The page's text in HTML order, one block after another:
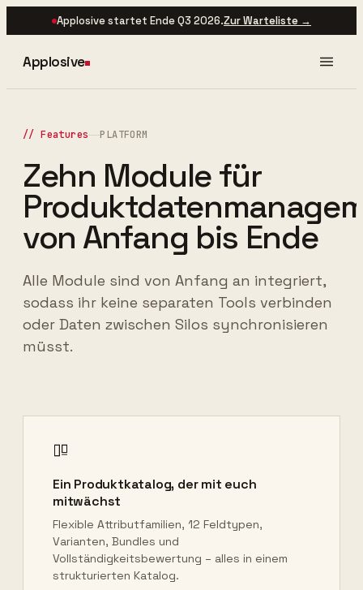
Applosive startet Ende Q3 2026.Zur Warteliste →
Applosive
// Features PLATFORM
Zehn Module für
von Anfang bis Ende
Alle Module sind von Anfang an integriert,
sodass ihr keine separaten Tools verbinden
oder Daten zwischen Silos synchronisieren
müsst.
Ein Produktkatalog, der mit euch
mitwächst
Flexible Attributfamilien, 12 Feldtypen,
Varianten, Bundles und
Vollständigkeitsbewertung – alles in einem
strukturierten Katalog.